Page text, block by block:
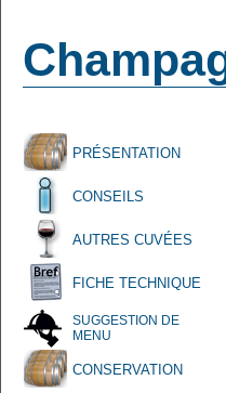
PRÉSENTATION
CONSEILS
AUTRES CUVÉES
FICHE TECHNIQUE
SUGGESTION DE
MENU
CONSERVATION